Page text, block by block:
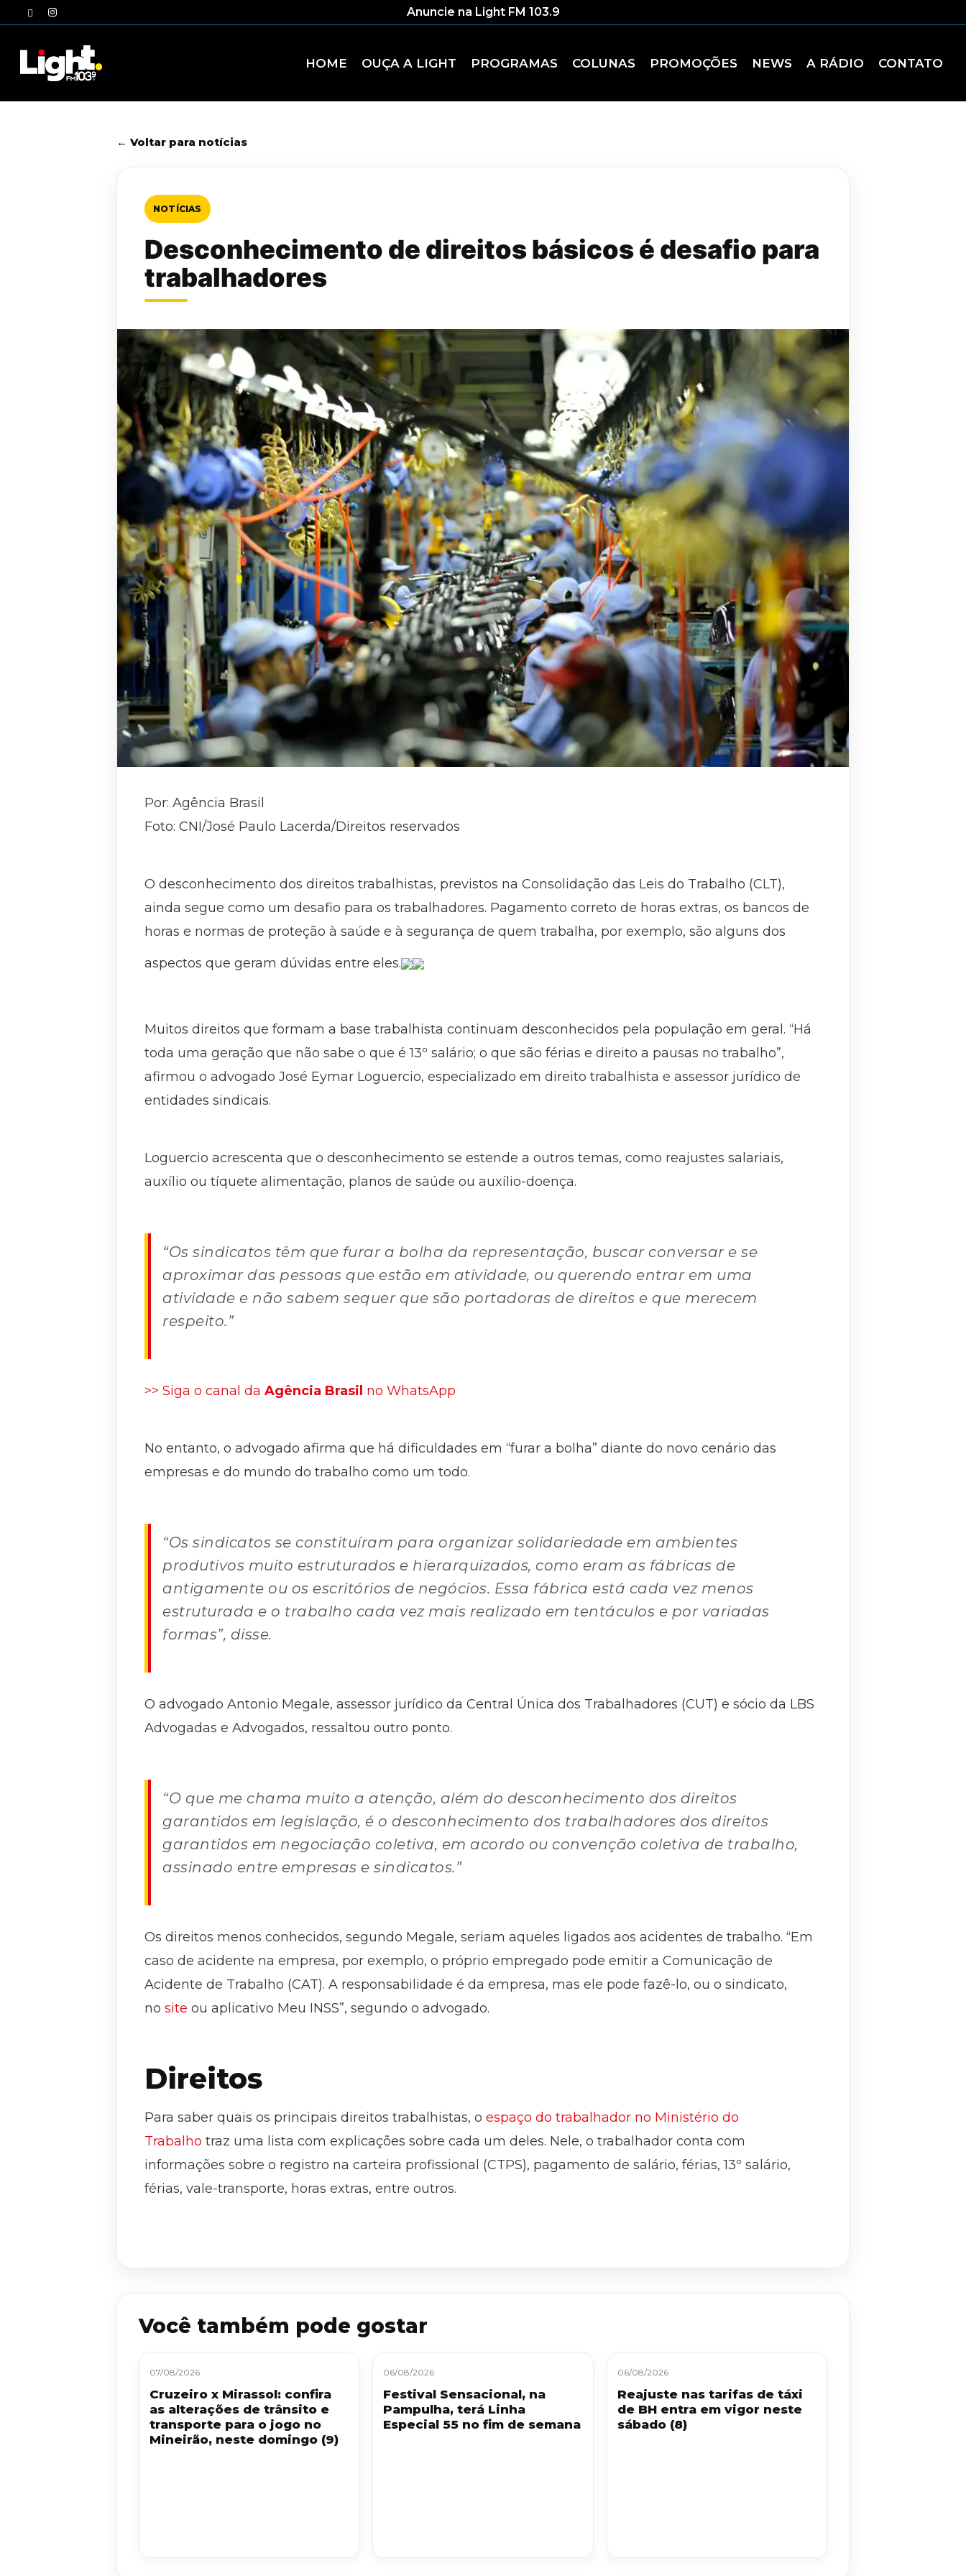
to
twitterinstagram Anuncie na Light FM 103.9
HOME OUÇA A LIGHT PROGRAMAS COLUNAS PROMOÇÕES NEWS A RÁDIO CONTATO
← Voltar para notícias
NOTÍCIAS
Desconhecimento de direitos básicos é desafio para
trabalhadores
Por: Agência Brasil
Foto: CNI/José Paulo Lacerda/Direitos reservados
O desconhecimento dos direitos trabalhistas, previstos na Consolidação das Leis do Trabalho (CLT),
ainda segue como um desafio para os trabalhadores. Pagamento correto de horas extras, os bancos de
horas e normas de proteção à saúde e à segurança de quem trabalha, por exemplo, são alguns dos
aspectos que geram dúvidas entre eles.
Muitos direitos que formam a base trabalhista continuam desconhecidos pela população em geral. “Há
toda uma geração que não sabe o que é 13º salário; o que são férias e direito a pausas no trabalho”,
afirmou o advogado José Eymar Loguercio, especializado em direito trabalhista e assessor jurídico de
entidades sindicais.
Loguercio acrescenta que o desconhecimento se estende a outros temas, como reajustes salariais,
auxílio ou tíquete alimentação, planos de saúde ou auxílio-doença.
“Os sindicatos têm que furar a bolha da representação, buscar conversar e se
aproximar das pessoas que estão em atividade, ou querendo entrar em uma
atividade e não sabem sequer que são portadoras de direitos e que merecem
respeito.”
>> Siga o canal da Agência Brasil no WhatsApp
No entanto, o advogado afirma que há dificuldades em “furar a bolha” diante do novo cenário das
empresas e do mundo do trabalho como um todo.
“Os sindicatos se constituíram para organizar solidariedade em ambientes
produtivos muito estruturados e hierarquizados, como eram as fábricas de
antigamente ou os escritórios de negócios. Essa fábrica está cada vez menos
estruturada e o trabalho cada vez mais realizado em tentáculos e por variadas
formas”, disse.
O advogado Antonio Megale, assessor jurídico da Central Única dos Trabalhadores (CUT) e sócio da LBS
Advogadas e Advogados, ressaltou outro ponto.
“O que me chama muito a atenção, além do desconhecimento dos direitos
garantidos em legislação, é o desconhecimento dos trabalhadores dos direitos
garantidos em negociação coletiva, em acordo ou convenção coletiva de trabalho,
assinado entre empresas e sindicatos.”
Os direitos menos conhecidos, segundo Megale, seriam aqueles ligados aos acidentes de trabalho. “Em
caso de acidente na empresa, por exemplo, o próprio empregado pode emitir a Comunicação de
Acidente de Trabalho (CAT). A responsabilidade é da empresa, mas ele pode fazê-lo, ou o sindicato,
no site ou aplicativo Meu INSS”, segundo o advogado.
Direitos
Para saber quais os principais direitos trabalhistas, o espaço do trabalhador no Ministério do
Trabalho traz uma lista com explicações sobre cada um deles. Nele, o trabalhador conta com
informações sobre o registro na carteira profissional (CTPS), pagamento de salário, férias, 13º salário,
férias, vale-transporte, horas extras, entre outros.
Você também pode gostar
07/08/2026
Cruzeiro x Mirassol: confira
as alterações de trânsito e
transporte para o jogo no
Mineirão, neste domingo (9)
06/08/2026
Festival Sensacional, na
Pampulha, terá Linha
Especial 55 no fim de semana
06/08/2026
Reajuste nas tarifas de táxi
de BH entra em vigor neste
sábado (8)